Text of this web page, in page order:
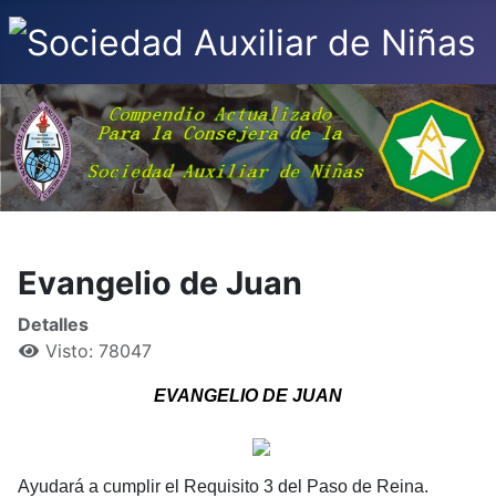
Evangelio de Juan
Detalles
Visto: 78047
EVANGELIO DE JUAN
Ayudará a cumplir el Requisito 3 del Paso de Reina.